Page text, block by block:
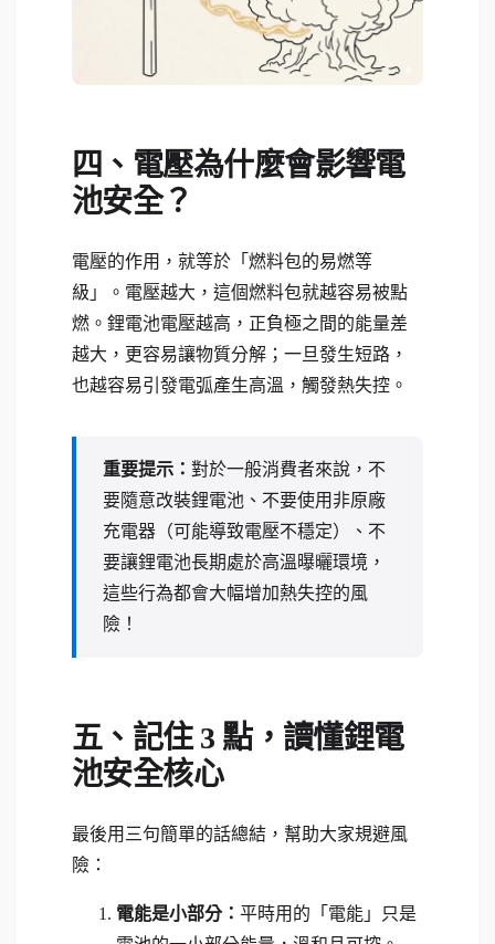
四、電壓為什麼會影響電
池安全？
電壓的作用，就等於「燃料包的易燃等
級」。電壓越大，這個燃料包就越容易被點
燃。鋰電池電壓越高，正負極之間的能量差
越大，更容易讓物質分解；一旦發生短路，
也越容易引發電弧產生高溫，觸發熱失控。
重要提示： 對於一般消費者來說，不
要隨意改裝鋰電池、不要使用非原廠
充電器（可能導致電壓不穩定）、不
要讓鋰電池長期處於高溫曝曬環境，
這些行為都會大幅增加熱失控的風
險！
五、記住 3 點，讀懂鋰電
池安全核心
最後用三句簡單的話總結，幫助大家規避風
險：
電能是小部分： 平時用的「電能」只是